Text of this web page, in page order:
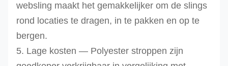
websling maakt het gemakkelijker om de slings
rond locaties te dragen, in te pakken en op te
bergen.
5. Lage kosten — Polyester stroppen zijn